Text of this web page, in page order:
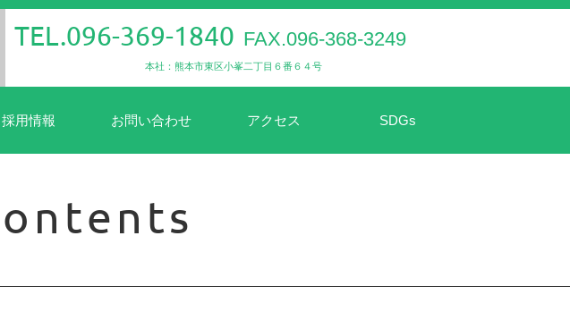
TEL.096-369-1840 FAX.096-368-3249
本社：熊本市東区小峯二丁目６番６４号
採用情報 お問い合わせ アクセス SDGs